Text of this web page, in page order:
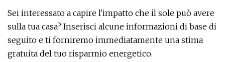
Sei interessato a capire l'impatto che il sole può avere
sulla tua casa? Inserisci alcune informazioni di base di
seguito e ti forniremo immediatamente una stima
gratuita del tuo risparmio energetico.